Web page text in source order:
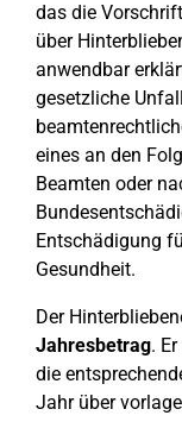
das die
über
anwendbar
gesetzliche
eines an den
Beamten oder
Entschädigung
Gesundheit.
Der
Jahresbetrag.
die
Jahr über